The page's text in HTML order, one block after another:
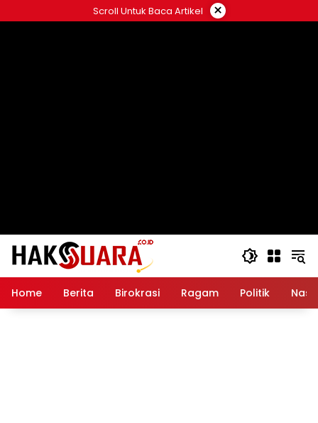
ke
Scroll Untuk Baca Artikel ×
Home Berita Birokrasi Ragam Politik